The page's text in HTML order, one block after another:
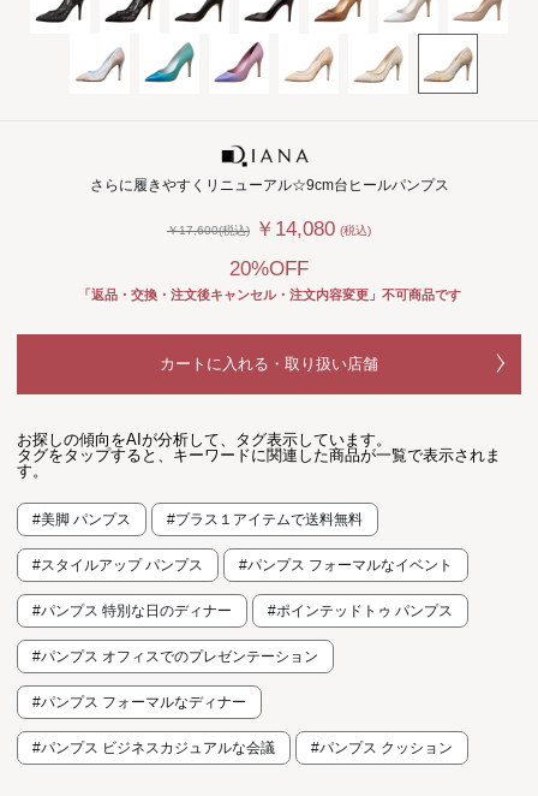
さらに履きやすくリニューアル☆9cm台ヒールパンプス
￥17,600(税込) ￥14,080 (税込)
20%OFF
「返品・交換・注文後キャンセル・注文内容変更」不可商品です
カートに入れる・取り扱い店舗
お探しの傾向をAIが分析して、タグ表示しています。
タグをタップすると、キーワードに関連した商品が一覧で表示されま
す。
#美脚 パンプス #プラス１アイテムで送料無料
#スタイルアップ パンプス #パンプス フォーマルなイベント
#パンプス 特別な日のディナー #ポインテッドトゥ パンプス
#パンプス オフィスでのプレゼンテーション
#パンプス フォーマルなディナー
#パンプス ビジネスカジュアルな会議 #パンプス クッション